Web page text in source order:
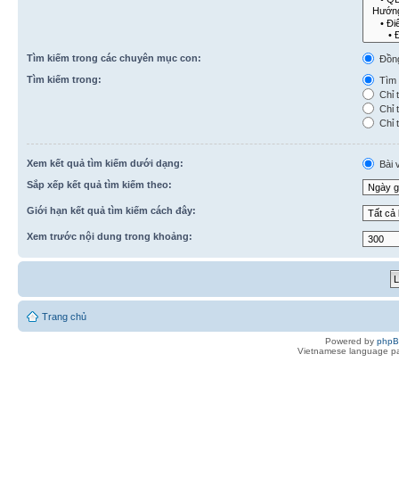
Tìm kiếm trong các chuyên mục con:
Tìm kiếm trong:
Tìm
Chỉ
Chỉ
Chỉ
Xem kết quả tìm kiếm dưới dạng:
Bài
Sắp xếp kết quả tìm kiếm theo:
Giới hạn kết quả tìm kiếm cách đây:
Xem trước nội dung trong khoảng:
Trang chủ
Powered by
Vietnamese language